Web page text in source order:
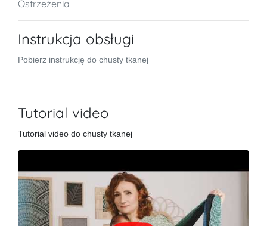
Ostrzeżenia
Instrukcja obsługi
Pobierz instrukcję do chusty tkanej
Tutorial video
Tutorial video do chusty tkanej